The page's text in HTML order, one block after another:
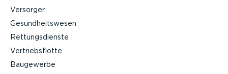
Versorger
Gesund­heits­wesen
Rettungs­dienste
Vertriebs­flotte
Baugewerbe